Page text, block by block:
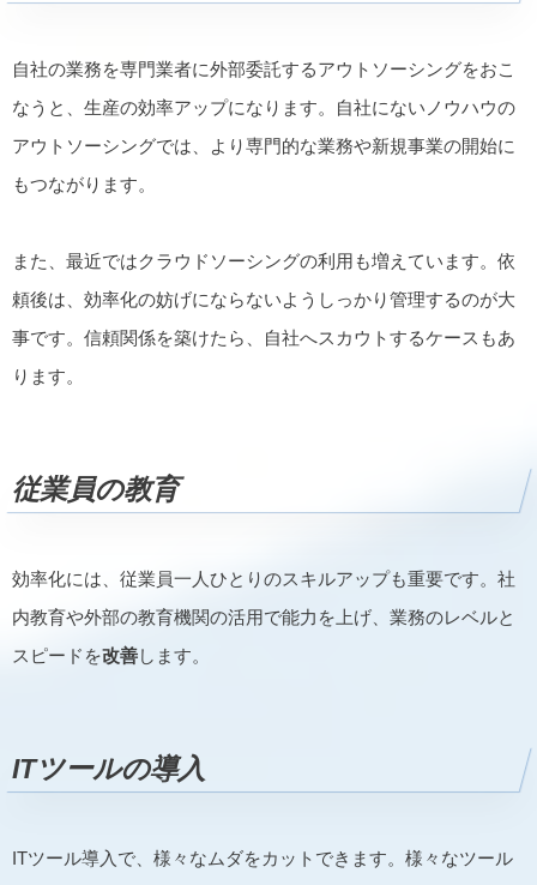
自社の業務を専門業者に外部委託するアウトソーシングをおこ
なうと、生産の効率アップになります。自社にないノウハウの
アウトソーシングでは、より専門的な業務や新規事業の開始に
もつながります。
また、最近ではクラウドソーシングの利用も増えています。依
頼後は、効率化の妨げにならないようしっかり管理するのが大
事です。信頼関係を築けたら、自社へスカウトするケースもあ
ります。
従業員の教育
効率化には、従業員一人ひとりのスキルアップも重要です。社
内教育や外部の教育機関の活用で能力を上げ、業務のレベルと
スピードを改善します。
ITツールの導入
ITツール導入で、様々なムダをカットできます。様々なツール